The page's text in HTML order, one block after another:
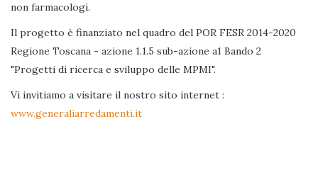
non farmacologi.
Il progetto è finanziato nel quadro del POR FESR 2014-2020
Regione Toscana - azione 1.1.5 sub-azione a1 Bando 2
"Progetti di ricerca e sviluppo delle MPMI".
Vi invitiamo a visitare il nostro sito internet :
www.generaliarredamenti.it